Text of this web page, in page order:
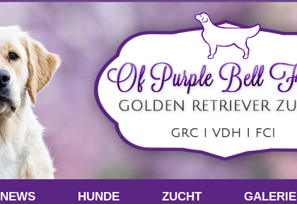
NEWS HUNDE ZUCHT GALERIE